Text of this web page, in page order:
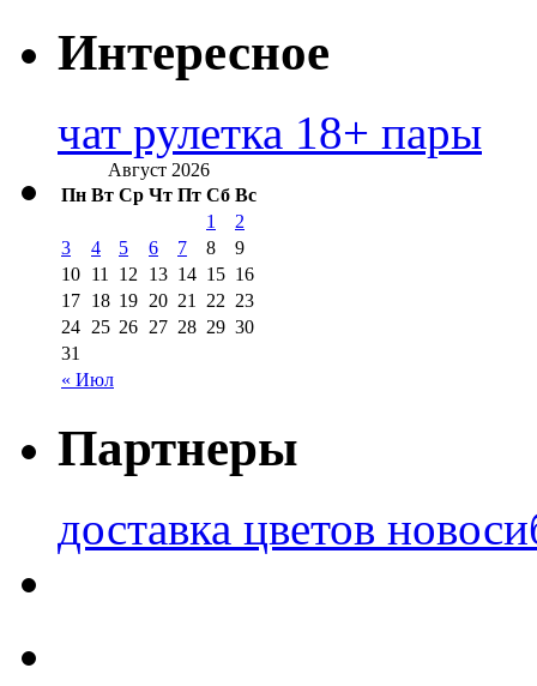
Интересное
чат рулетка 18+ пары
Август 2026
Пн Вт Ср Чт Пт Сб Вс
« Июл
1
2
3
4 5 6 7 8
9
10 11 12 13 14 15 16
17 18 19 20 21 22 23
24 25 26 27 28 29 30
31
Партнеры
доставка цветов